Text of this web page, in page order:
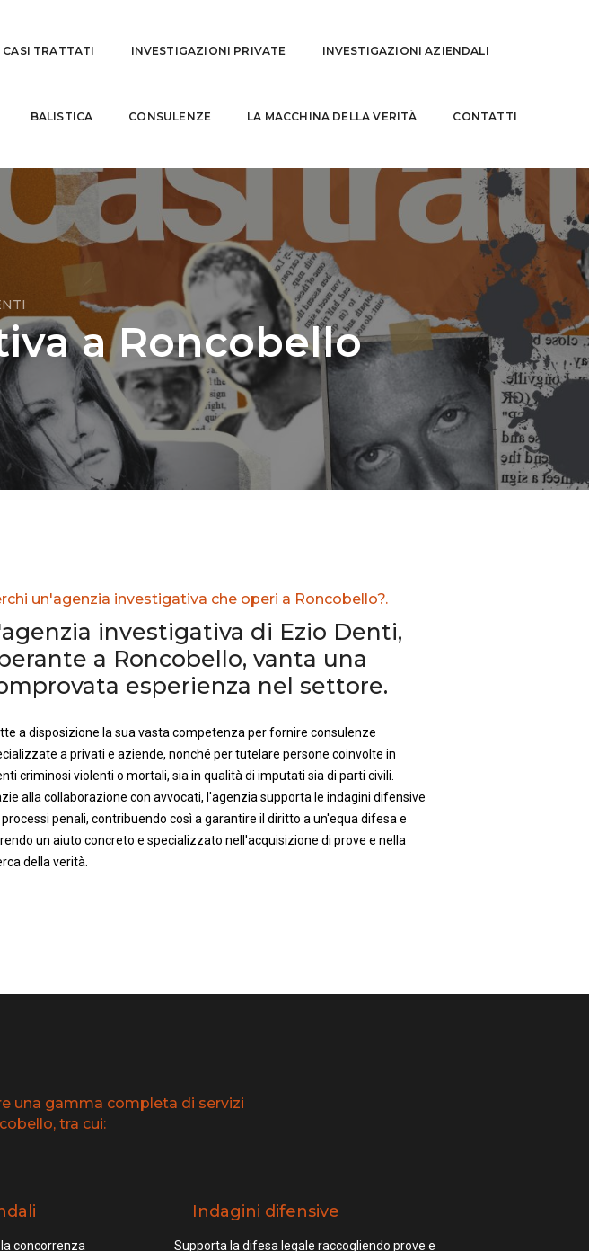
CASI TRATTATI INVESTIGAZIONI PRIVATE INVESTIGAZIONI AZIENDALI
BALISTICA CONSULENZE LA MACCHINA DELLA VERITÀ CONTATTI
a Roncobello
un'agenzia investigativa che operi a Roncobello?.
investigativa di Ezio Denti,
a Roncobello, vanta una
esperienza nel settore.
a disposizione la sua vasta competenza per fornire consulenze
a privati e aziende, nonché per tutelare persone coinvolte in
criminosi violenti o mortali, sia in qualità di imputati sia di parti civili.
alla collaborazione con avvocati, l'agenzia supporta le indagini difensive
penali, contribuendo così a garantire il diritto a un'equa difesa e
un aiuto concreto e specializzato nell'acquisizione di prove e nella
della verità.
una gamma completa di servizi
tra cui:
concorrenza
Indagini difensive
Supporta la difesa legale raccogliendo prove e